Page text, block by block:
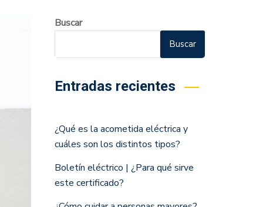
Buscar
Buscar
Entradas recientes
¿Qué es la acometida eléctrica y
cuáles son los distintos tipos?
Boletín eléctrico | ¿Para qué sirve
este certificado?